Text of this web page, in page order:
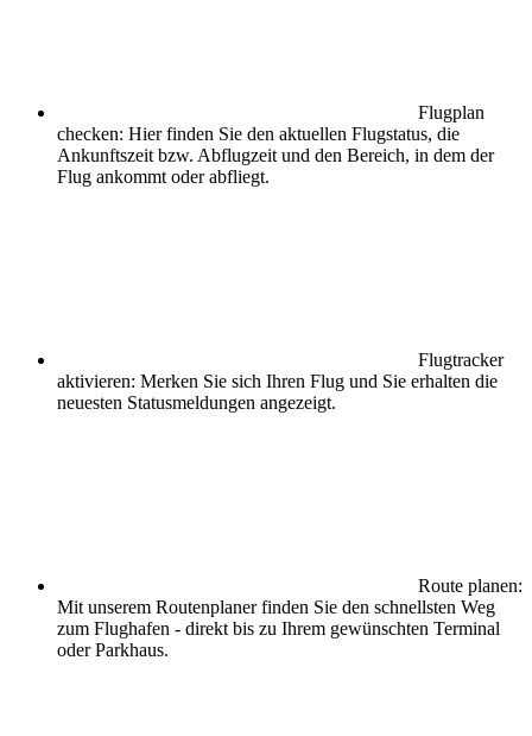
Flugplan
checken: Hier finden Sie den aktuellen Flugstatus, die
Ankunftszeit bzw. Abflugzeit und den Bereich, in dem der
Flug ankommt oder abfliegt.
Flugtracker
aktivieren: Merken Sie sich Ihren Flug und Sie erhalten die
neuesten Statusmeldungen angezeigt.
Route planen:
Mit unserem Routenplaner finden Sie den schnellsten Weg
zum Flughafen - direkt bis zu Ihrem gewünschten Terminal
oder Parkhaus.